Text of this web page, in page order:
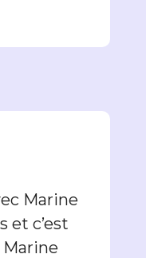
Marine
et c’est